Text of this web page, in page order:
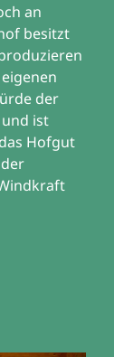
an
besitzt
der
ist
Hofgut